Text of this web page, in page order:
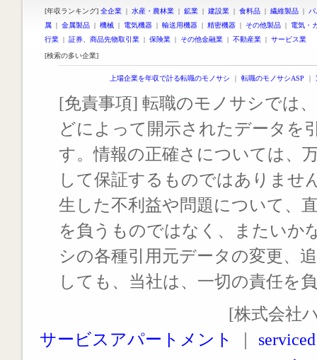
[年収ランキング] 全企業 | 水産・農林業 | 鉱業 | 建設業 | 食料品 | 繊維製品 |
属 | 金属製品 | 機械 | 電気機器 | 輸送用機器 | 精密機器 | その他製品 | 電気・
行業 | 証券、商品先物取引業 | 保険業 | その他金融業 | 不動産業 | サービス業
[検索の多い企業]
上場企業を年収で計る転職のモノサシ ｜ 転職のモノサシASP ｜
[免責事項] 転職のモノサシでは
どによって開示されたデータを
す。情報の正確さについては、
して保証するものではありませ
生した不利益や問題について、
を負うものではなく、またいか
シの各種引用元データの変更、
しても、当社は、一切の責任を
[株式会社
サービスアパートメント